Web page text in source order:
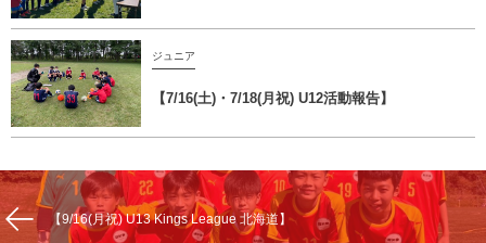
ジュニア
【7/16(土)・7/18(月祝) U12活動報告】
【9/16(月祝) U13 Kings League 北海道】